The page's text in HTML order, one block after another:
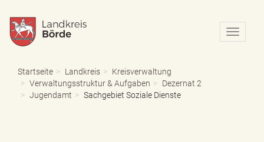
N
a
Startseite Landkreis
Kreisverwaltung
Verwaltungsstruktur & Aufgaben
Dezernat 2
Jugendamt
Sachgebiet Soziale Dienste